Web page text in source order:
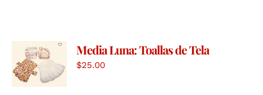
Media Luna: Toallas de Tela
$25.00